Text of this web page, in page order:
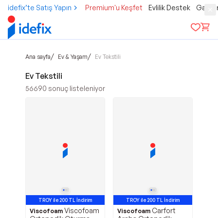
idefix’te Satış Yapın Premium'u Keşfet Evlilik Destek
Ana sayfa/ Ev & Yaşam/ Ev Tekstili
Ev Tekstili
56690 sonuç listeleniyor
TROY ile 200 TL İndirim
En Çok Satan 1. Ürün
Viscofoam Viscofoam
TROY ile 200 TL İndirim
En Çok Satan 3. Ürün
Viscofoam Carfort